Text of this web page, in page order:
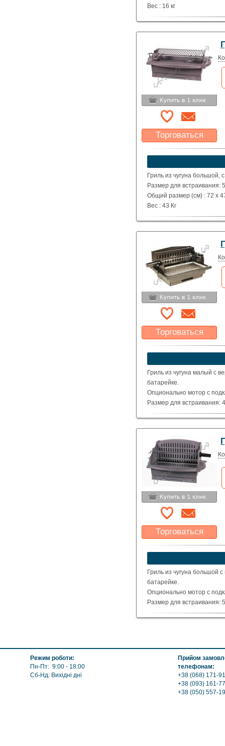
Вес : 16 кг
Торговаться
Какая цена Вас
устроит?
Указать цену
Гриль из чугуна большой,
Размер для встраивания:
Общий размер (см) : 72 x
Вес : 43 Кг
Торговаться
Какая цена Вас
устроит?
Гриль из чугуна малый с
батарейке.
Опционально мотор с
Размер для встраивания:
Общий размер (см) : 52 x
Торговаться
Какая цена Вас
устроит?
Указать цену
Гриль из чугуна большой
батарейке.
Опционально мотор с
Размер для встраивания:
Общий размер (см) : 72 x
Режим роботи:
Пн-Пт: 9:00 - 18:00
Сб-Нд: Вихідні дні
Прийом
телефонам:
+38 (068) 171-
+38 (093) 161-
+38 (050) 557-